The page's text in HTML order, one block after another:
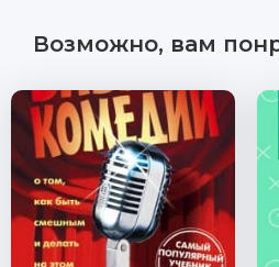
Возможно, вам